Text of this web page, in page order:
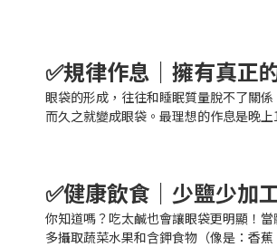
✅規律作息｜擁有真正
眼袋的形成，往往和睡眠質量脫不了關
而久之就變成眼袋。最理想的作息是晚
✅健康飲食｜少鹽少加
你知道嗎？吃太鹹也會讓眼袋更明顯！
多攝取蔬菜水果和含鉀食物（像是：香